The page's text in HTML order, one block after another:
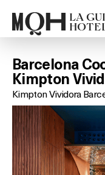
LA
Barcelona
Kimpton
Kimpton Vividora